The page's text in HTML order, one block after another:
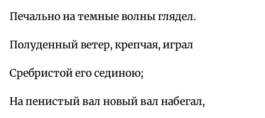
Печально на темные волны глядел.
Полуденный ветер, крепчая, играл
Сребристой его сединою;
На пенистый вал новый вал набегал,